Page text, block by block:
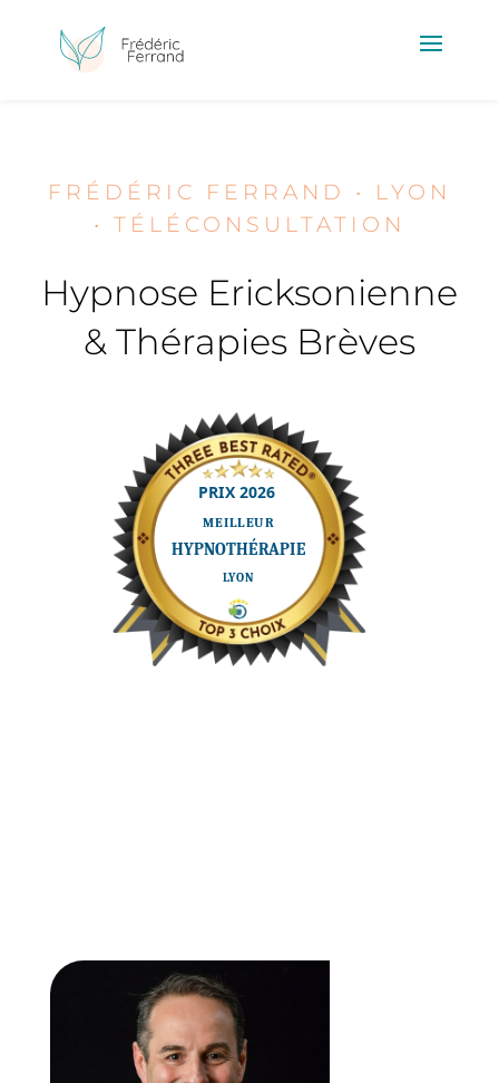
FRÉDÉRIC FERRAND • LYON
• TÉLÉCONSULTATION
Hypnose Ericksonienne
& Thérapies Brèves